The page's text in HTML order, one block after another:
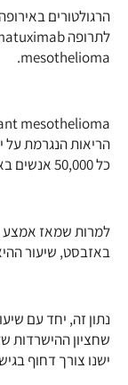
mesothelioma.
כל 50,000 אנשים באירופה פר שנה.
באזבסט, שיעור
נתון זה, יחד עם
ישנו צורך דחוף